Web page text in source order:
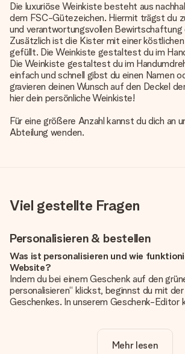
Die luxuriöse Weinkiste besteht aus
dem FSC-Gütezeichen. Hiermit trägst du
und verantwortungsvollen Bewirtschaftung
Zusätzlich ist die Kister mit einer
gefüllt. Die Weinkiste gestaltest du im
Die Weinkiste gestaltest du im
einfach und schnell gibst du einen Namen
gravieren deinen Wunsch auf den Deckel
hier dein persönliche Weinkiste!
Für eine größere Anzahl kannst du dich an
Abteilung wenden.
Viel gestellte Fragen
Personalisieren & bestellen
Was ist personalisieren und wie
Website?
Indem du bei einem Geschenk auf den
personalisieren“ klickst, beginnst du mit
Geschenkes. In unserem Geschenk-Editor
noch eines unserer angebotenen Designs,
Geschenk die perfekte Ausstrahlung zu
Mehr lesen